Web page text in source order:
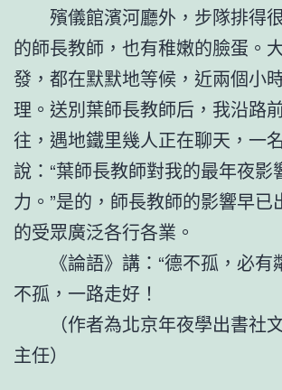
殯儀館濱河廳外，步隊排得
的師長教師，也有稚嫩的臉蛋。
發，都在默默地等候，近兩個小
理。送別葉師長教師后，我沿路
往，遇地鐵里幾人正在聊天，一
說：“葉師長教師對我的最年夜影
力。”是的，師長教師的影響早已
的受眾廣泛各行各業。
《論語》講：“德不孤，必有
不孤，一路走好！
（作者為北京年夜學出書社
主任）